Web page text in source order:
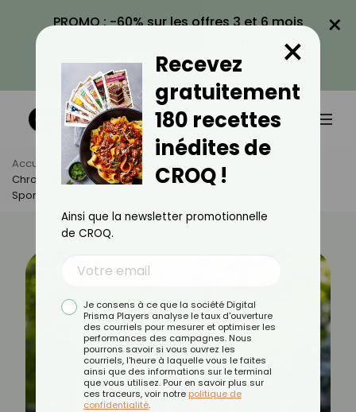
PROMO : -60% sur les offres 3 et 6 mois
VOIR LA PROMO
×
Accueil Actus
Sport
Chronobiologie : Quelle Est La Meilleure Heure Pour Faire Du
Sport ?
Recevez
gratuitement
180 recettes
inédites de
CROQ !
×
Ainsi que la newsletter promotionnelle
de CROQ.
Je consens à ce que la société Digital
Prisma Players analyse le taux d'ouverture
des courriels pour mesurer et optimiser les
performances des campagnes. Nous
pourrons savoir si vous ouvrez les
courriels, l'heure à laquelle vous le faites
ainsi que des informations sur le terminal
que vous utilisez. Pour en savoir plus sur
ces traceurs, voir notre politique de
confidentialité.